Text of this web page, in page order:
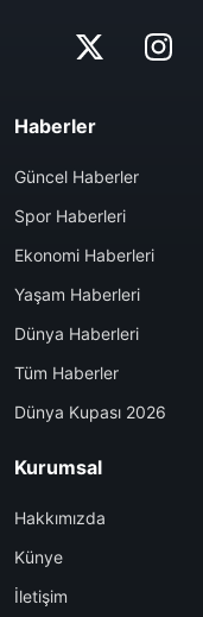
Haberler
Güncel Haberler
Spor Haberleri
Ekonomi Haberleri
Yaşam Haberleri
Dünya Haberleri
Tüm Haberler
Dünya Kupası 2026
Kurumsal
Hakkımızda
Künye
İletişim